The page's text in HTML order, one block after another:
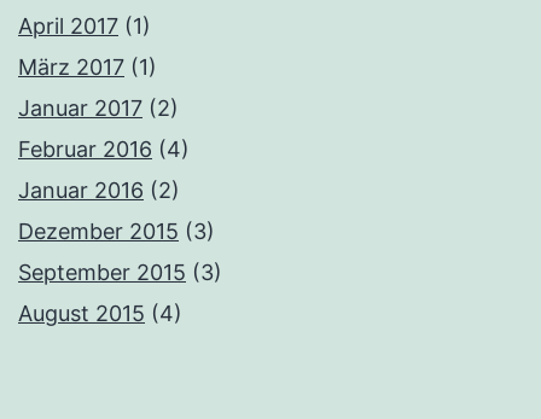
April 2017 (1)
März 2017 (1)
Januar 2017 (2)
Februar 2016 (4)
Januar 2016 (2)
Dezember 2015 (3)
September 2015 (3)
August 2015 (4)